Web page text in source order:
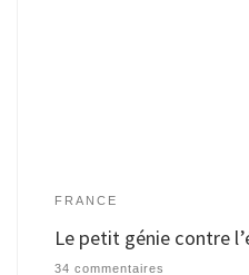
FRANCE
Le petit génie contre
34 commentaires